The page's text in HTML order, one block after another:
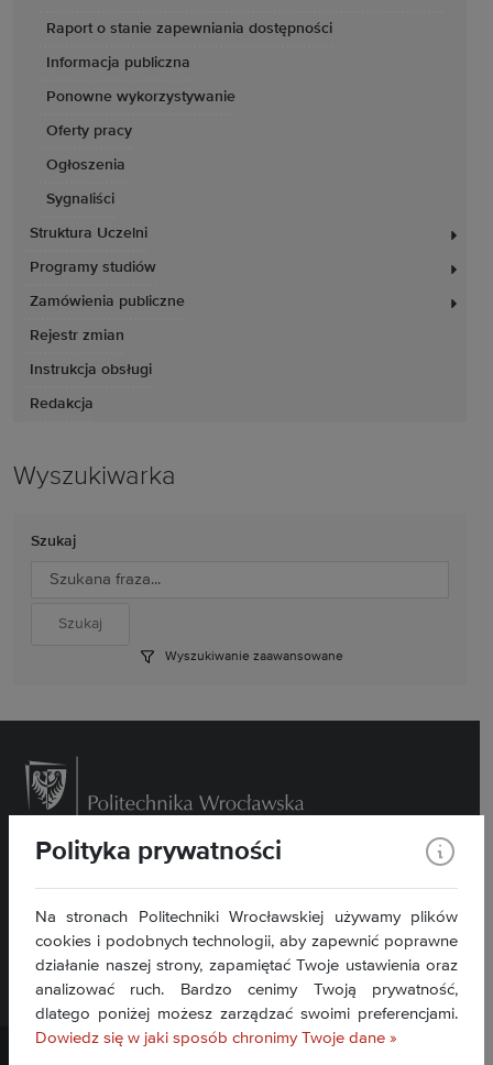
Raport o stanie zapewniania dostępności
Informacja publiczna
Ponowne wykorzystywanie
Oferty pracy
Ogłoszenia
Sygnaliści
Struktura Uczelni
Programy studiów
Zamówienia publiczne
Rejestr zmian
Instrukcja obsługi
Redakcja
Wyszukiwarka
Szukaj
Wyszukiwanie zaawansowane
Deklaracja dostępności BIP »
Polityka prywatności
Na stronach Politechniki Wrocławskiej używamy plików
cookies i podobnych technologii, aby zapewnić poprawne
działanie naszej strony, zapamiętać Twoje ustawienia oraz
analizować ruch. Bardzo cenimy Twoją prywatność,
dlatego poniżej możesz zarządzać swoimi preferencjami.
Dowiedz się w jaki sposób chronimy Twoje dane »